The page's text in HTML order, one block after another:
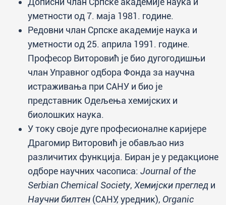
уметности од 7. маја 1981. године.
Редовни члан Српске академије наука и
уметности од 25. априла 1991. године.
Професор Виторовић је био дугогодишњи
члан Управног одбора Фонда за научна
истраживања при САНУ и био је
представник Одељења хемијских и
биолошких наука.
У току своје дуге професионалне каријере
Драгомир Виторовић је обављао низ
различитих функција. Биран је у редакционе
одборе научних часописа: Journal of the
Serbian Chemical Society, Хемијски преглед и
Научни билтен (САНУ, уредник), Organic